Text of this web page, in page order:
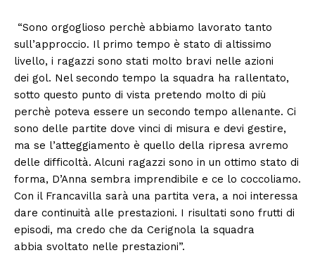
“Sono orgoglioso perchè abbiamo lavorato tanto
sull’approccio. Il primo tempo è stato di altissimo
livello, i ragazzi sono stati molto bravi nelle azioni
dei gol. Nel secondo tempo la squadra ha rallentato,
sotto questo punto di vista pretendo molto di più
perchè poteva essere un secondo tempo allenante. Ci
sono delle partite dove vinci di misura e devi gestire,
ma se l’atteggiamento è quello della ripresa avremo
delle difficoltà. Alcuni ragazzi sono in un ottimo stato di
forma, D’Anna sembra imprendibile e ce lo coccoliamo.
Con il Francavilla sarà una partita vera, a noi interessa
dare continuità alle prestazioni. I risultati sono frutti di
episodi, ma credo che da Cerignola la squadra
abbia svoltato nelle prestazioni”.